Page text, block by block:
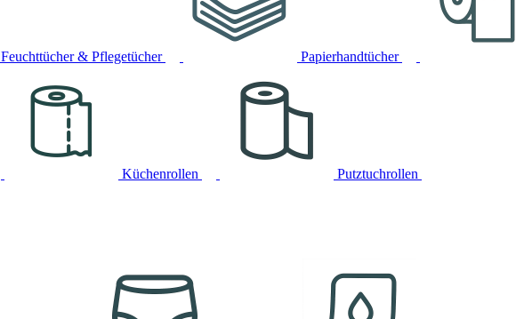
Feuchttücher & Pflegetücher Papierhandtücher
Küchenrollen Putztuchrollen